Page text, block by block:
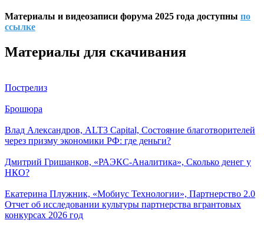
Материалы и видеозаписи форума 2025 года доступны по
ссылке
Материалы для скачивания
Пострелиз
Брошюра
Влад Александров, ALT3 Capital, Состояние благотворителей
через призму экономики РФ: где деньги?
Дмитрий Гришанков, «РАЭКС-Аналитика», Сколько денег у
НКО?
Екатерина Плужник, «Мобиус Технологии», Партнерство 2.0
Отчет об исследовании культуры партнерства вгрантовых
конкурсах 2026 год